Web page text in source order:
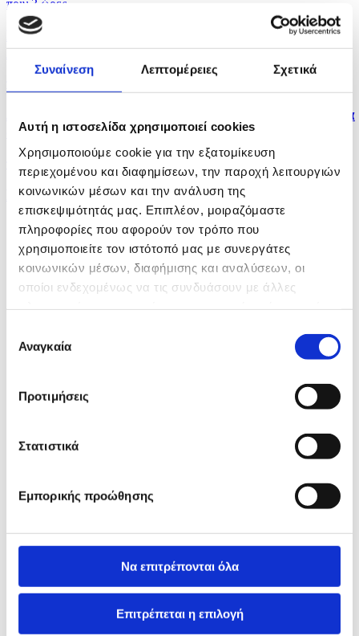
Συναίνεση Λεπτομέρειες Σχετικά
Αυτή η ιστοσελίδα χρησιμοποιεί cookies
Χρησιμοποιούμε cookie για την εξατομίκευση
περιεχομένου και διαφημίσεων, την παροχή λειτουργιών
κοινωνικών μέσων και την ανάλυση της
επισκεψιμότητάς μας. Επιπλέον, μοιραζόμαστε
πληροφορίες που αφορούν τον τρόπο που
χρησιμοποιείτε τον ιστότοπό μας με συνεργάτες
κοινωνικών μέσων, διαφήμισης και αναλύσεων, οι
οποίοι ενδεχομένως να τις συνδυάσουν με άλλες
των υπηρεσιών τους.
συγκατάθεσης
Αναγκαία
Προτιμήσεις
Στατιστικά
Εμπορικής προώθησης
Να επιτρέπονται όλα
Επιτρέπεται η επιλογή
πριν 3 ώρες
Πολλαπλά μηνύματα από αμυντική συμφωνία Σ.
Αραβίας,...
Δύο νεκροί και έξι τραυματίες από ρωσικά πλήγματα
στο...
πριν 3 ώρες
Η Αμερικανική Γερουσία ενέκρινε νέες κυρώσεις σε
βάρος...